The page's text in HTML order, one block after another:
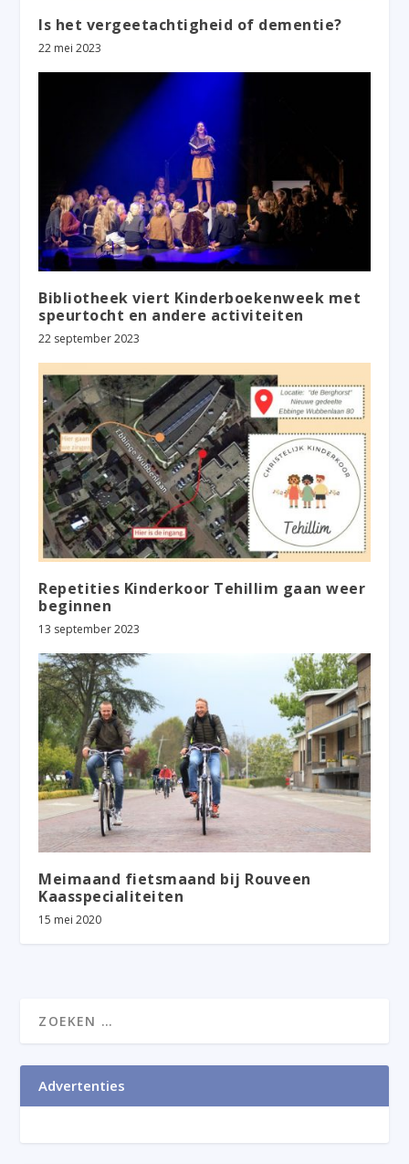
Is het vergeetachtigheid of dementie?
22 mei 2023
Bibliotheek viert Kinderboekenweek met
speurtocht en andere activiteiten
22 september 2023
Repetities Kinderkoor Tehillim gaan weer
beginnen
13 september 2023
Meimaand fietsmaand bij Rouveen
Kaasspecialiteiten
15 mei 2020
Advertenties